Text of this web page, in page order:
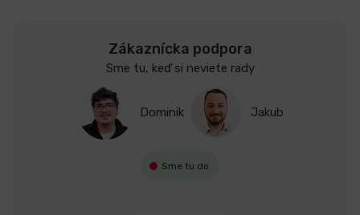
Zákaznícka podpora
Sme tu, keď si neviete rady
Dominik Jakub
Sme tu do